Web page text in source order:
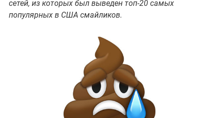
сетей, из которых был выведен топ-20 самых
популярных в США смайликов.